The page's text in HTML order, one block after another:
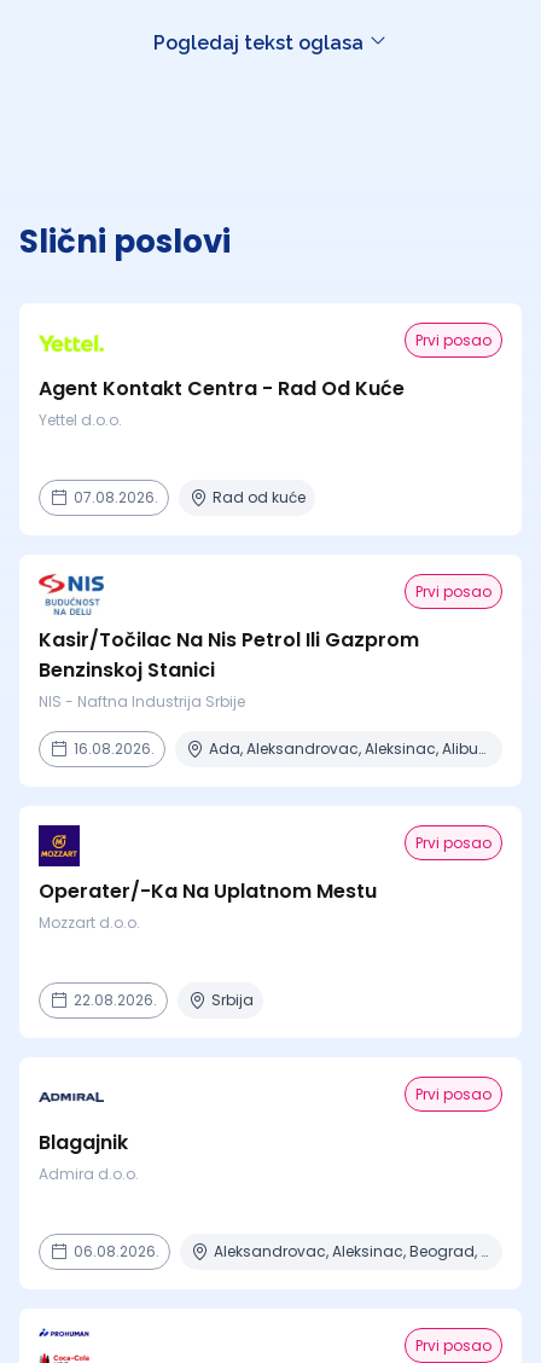
Pogledaj tekst oglasa
Slični poslovi
Prvi posao
Agent Kontakt Centra - Rad Od Kuće
Yettel d.o.o.
07.08.2026. Rad od kuće
Prvi posao
Kasir/Točilac Na Nis Petrol Ili Gazprom
Benzinskoj Stanici
NIS - Naftna Industrija Srbije
16.08.2026. Ada, Aleksandrovac, Aleksinac, Alibunar, Apatin + 206 mesta
Prvi posao
Operater/-Ka Na Uplatnom Mestu
Mozzart d.o.o.
22.08.2026. Srbija
Prvi posao
Blagajnik
Admira d.o.o.
06.08.2026. Aleksandrovac, Aleksinac, Beograd, Bor, Bujanovac + 30 mesta
Prvi posao